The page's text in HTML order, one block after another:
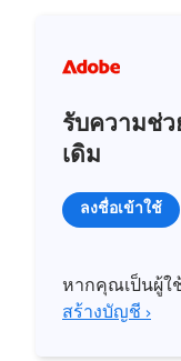
รับความช่ว
เดิม
ลงชื่อเข้าใช้
หากคุณเป็นผู้ใ
สร้างบัญชี ›